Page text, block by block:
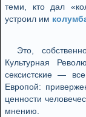
теми, кто дал
устроил им
Это,
Культурная
сексистские —
Европой:
ценности
мнению.